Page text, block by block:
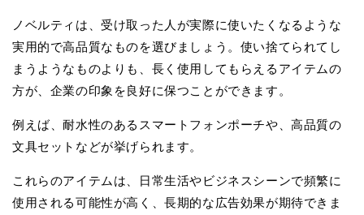
ノベルティは、受け取った人が実際に使いたくなるような
実用的で高品質なものを選びましょう。使い捨てられてし
まうようなものよりも、長く使用してもらえるアイテムの
方が、企業の印象を良好に保つことができます。
例えば、耐水性のあるスマートフォンポーチや、高品質の
文具セットなどが挙げられます。
これらのアイテムは、日常生活やビジネスシーンで頻繁に
使用される可能性が高く、長期的な広告効果が期待できま